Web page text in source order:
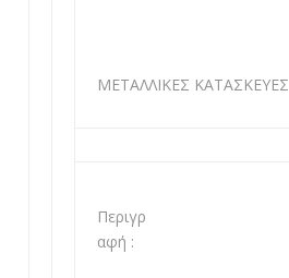
ΜΕΤΑΛΛΙΚΕΣ ΚΑΤΑΣΚΕΥΕΣ
Περιγρ
αφή :